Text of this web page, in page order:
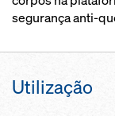
segurança anti-
Utilização